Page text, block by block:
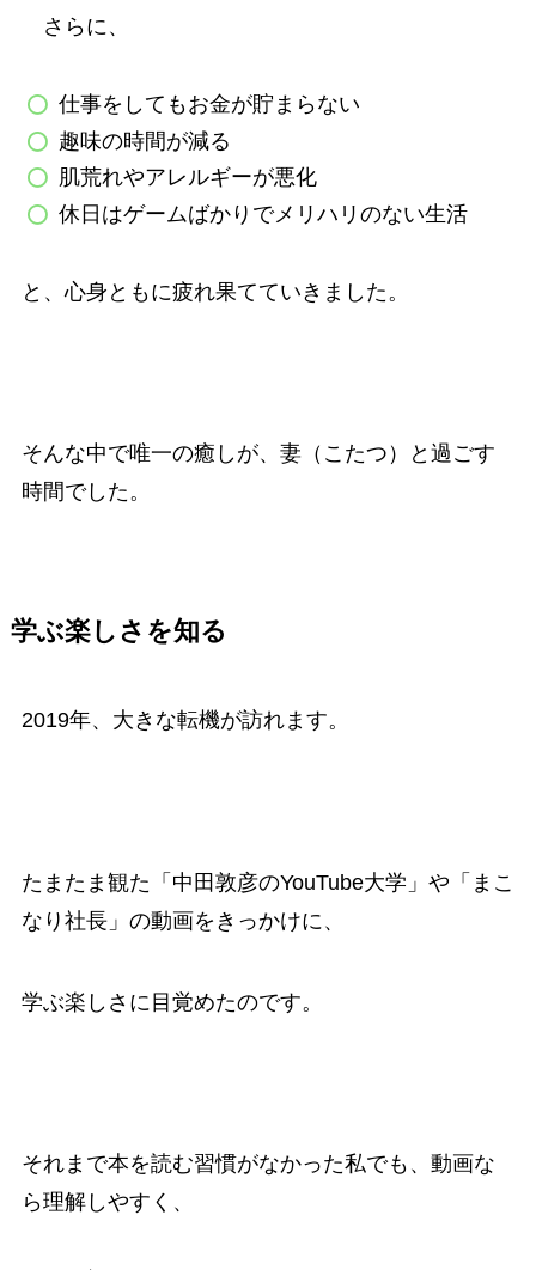
さらに、
仕事をしてもお金が貯まらない
趣味の時間が減る
肌荒れやアレルギーが悪化
休日はゲームばかりでメリハリのない生活
と、心身ともに疲れ果てていきました。
そんな中で唯一の癒しが、妻（こたつ）と過ごす
時間でした。
学ぶ楽しさを知る
2019年、大きな転機が訪れます。
たまたま観た「中田敦彦のYouTube大学」や「まこ
なり社長」の動画をきっかけに、
学ぶ楽しさに目覚めたのです。
それまで本を読む習慣がなかった私でも、動画な
ら理解しやすく、